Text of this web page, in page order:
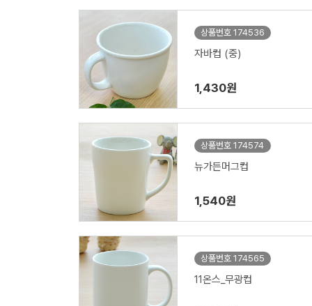
상품번호 174536
자바컵 (중)
1,430원
상품번호 174574
뉴가든머그컵
1,540원
상품번호 174565
11온스_무광컵